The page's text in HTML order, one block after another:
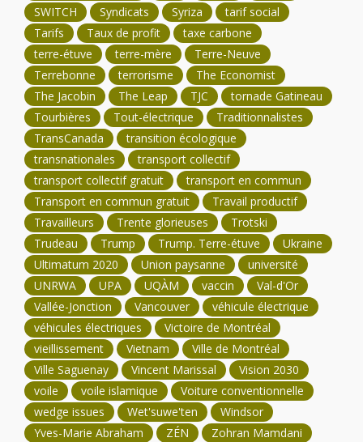
SWITCH
Syndicats Syriza
tarif social
Tarifs
Taux de profit
taxe carbone
terre-étuve
terre-mère
Terre-Neuve
Terrebonne
terrorisme
The Economist
The Jacobin
The Leap TJC
tornade Gatineau
Tourbières
Tout-électrique
Traditionnalistes
TransCanada
transition écologique
transnationales
transport collectif
transport collectif gratuit
transport en commun
Transport en commun gratuit
Travail productif
Travailleurs
Trente glorieuses
Trotski
Trudeau
Trump Trump. Terre-étuve
Ukraine
Ultimatum 2020
Union paysanne
université
UNRWA
UPA UQÀM vaccin
Val-d'Or
Vallée-Jonction
Vancouver
véhicule électrique
véhicules électriques
Victoire de Montréal
vieillissement
Vietnam
Ville de Montréal
Ville Saguenay
Vincent Marissal
Vision 2030
voile
voile islamique
Voiture conventionnelle
wedge issues
Wet'suwe'ten
Windsor
Yves-Marie Abraham
ZÉN
Zohran Mamdani